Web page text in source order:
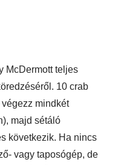
McDermott teljes
10 crab
mindkét
majd sétáló
következik. Ha nincs
vagy taposógép, de